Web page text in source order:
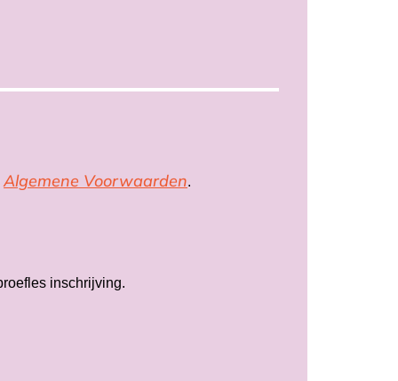
Algemene Voorwaarden.
inschrijving.